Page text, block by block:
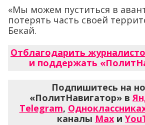
«Мы можем пуститься в
потерять часть своей
Бекай.
Отблагодарить
и поддержать
Подпишитесь на
«ПолитНавигатор» в
Telegram,
каналы Max и